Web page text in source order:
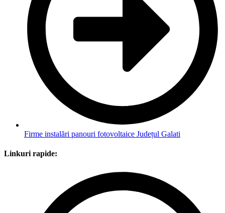
Firme instalări panouri fotovoltaice Județul Galati
Linkuri rapide: